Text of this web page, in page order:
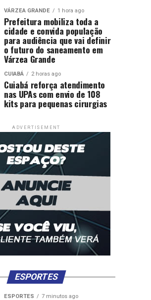
VÁRZEA GRANDE 1 hora ago
Prefeitura mobiliza toda a
cidade e convida população
para audiência que vai definir
o futuro do saneamento em
Várzea Grande
CUIABÁ 2 horas ago
Cuiabá reforça atendimento
nas UPAs com envio de 108
kits para pequenas cirurgias
ADVERTISEMENT
ESPORTES
ESPORTES 7 minutos ago